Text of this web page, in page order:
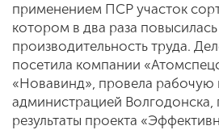
применением ПСР участок
котором в два раза повысилась
производительность труда.
посетила компании
«Новавинд», провела рабочую
администрацией Волгодонска,
результаты проекта